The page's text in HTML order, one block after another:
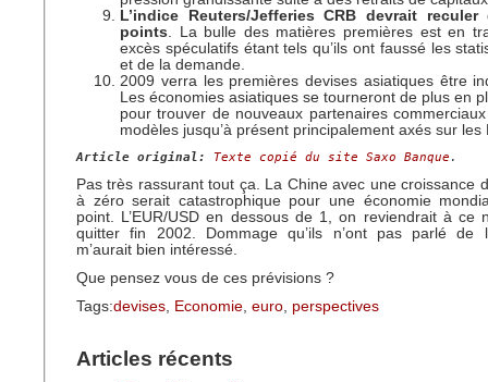
L’indice Reuters/Jefferies CRB devrait
points. La bulle des matières premières est en
excès spéculatifs étant tels qu’ils ont faussé les
et de la demande.
2009 verra les premières devises asiatiques être
Les économies asiatiques se tourneront de plus en
pour trouver de nouveaux partenaires
modèles jusqu’à présent principalement axés sur les
Article original: Texte copié du site Saxo Banque .
Pas très rassurant tout ça. La Chine avec une croissance
à zéro serait catastrophique pour une économie
point. L’EUR/USD en dessous de 1, on reviendrait à ce
quitter fin 2002. Dommage qu’ils n’ont pas parlé de
m’aurait bien intéressé.
Que pensez vous de ces prévisions ?
Tags:devises, Economie, euro, perspectives
Articles récents